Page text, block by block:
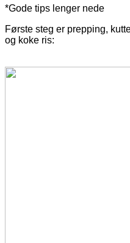
*Gode tips lenger nede
Første steg er prepping,
og koke ris: